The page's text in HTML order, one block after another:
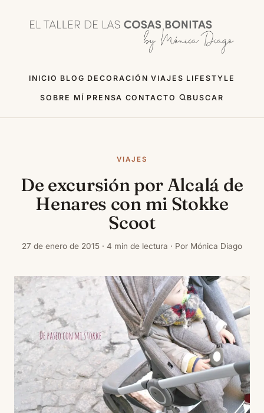
INICIO BLOG DECORACIÓN VIAJES LIFESTYLE
SOBRE MÍ PRENSA CONTACTO BUSCAR
VIAJES
De excursión por Alcalá de
Henares con mi Stokke
Scoot
27 de enero de 2015 · 4 min de lectura · Por Mónica Diago